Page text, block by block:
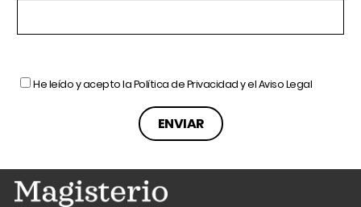
He leído y acepto laPolítica de Privacidady elAviso Legal